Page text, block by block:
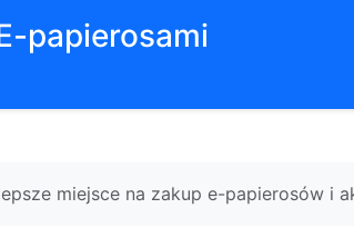
papierosami
miejsce na zakup e-papierosów i